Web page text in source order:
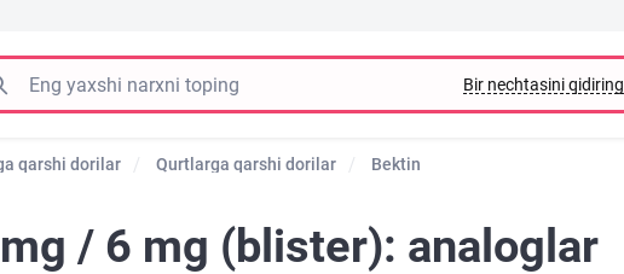
Bir nechtasini qidiring
qarshi dorilar Qurtlarga qarshi dorilar Bektin
/ 6 mg (blister): analoglar